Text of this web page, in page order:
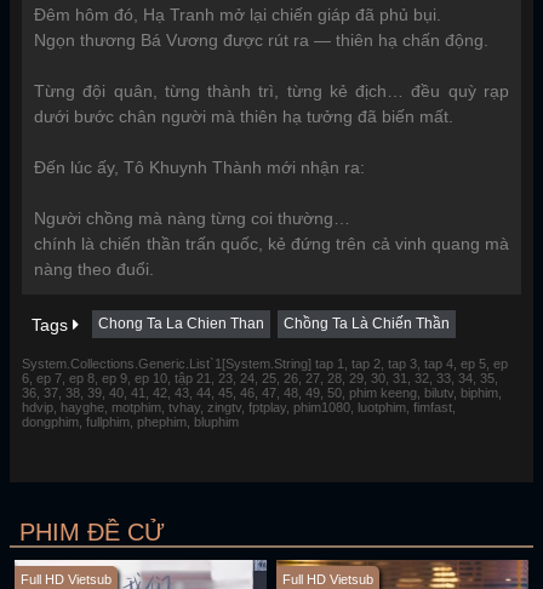
Đêm hôm đó, Hạ Tranh mở lại chiến giáp đã phủ bụi.
Ngọn thương Bá Vương được rút ra — thiên hạ chấn động.
Từng đội quân, từng thành trì, từng kẻ địch… đều quỳ rạp
dưới bước chân người mà thiên hạ tưởng đã biến mất.
Đến lúc ấy, Tô Khuynh Thành mới nhận ra:
Người chồng mà nàng từng coi thường…
chính là chiến thần trấn quốc, kẻ đứng trên cả vinh quang mà
nàng theo đuổi.
Tags Chong Ta La Chien Than Chồng Ta Là Chiến Thần
System.Collections.Generic.List`1[System.String] tap 1, tap 2, tap 3, tap 4, ep 5, ep
6, ep 7, ep 8, ep 9, ep 10, tập 21, 23, 24, 25, 26, 27, 28, 29, 30, 31, 32, 33, 34, 35,
36, 37, 38, 39, 40, 41, 42, 43, 44, 45, 46, 47, 48, 49, 50, phim keeng, bilutv, biphim,
hdvip, hayghe, motphim, tvhay, zingtv, fptplay, phim1080, luotphim, fimfast,
dongphim, fullphim, phephim, bluphim
PHIM ĐỀ CỬ
Full HD Vietsub Full HD Vietsub